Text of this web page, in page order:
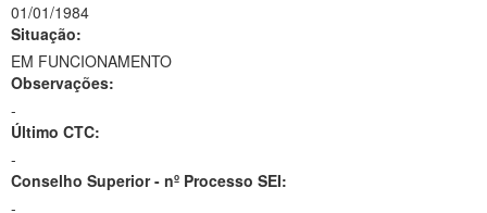
01/01/1984
Situação:
EM FUNCIONAMENTO
Observações:
-
Último CTC:
-
Conselho Superior - nº Processo SEI:
-